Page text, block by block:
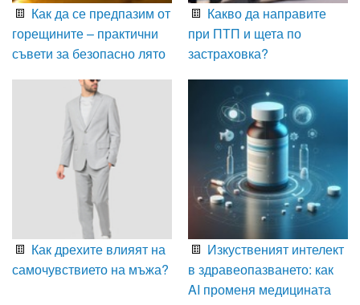
Как да се предпазим от
горещините – практични
съвети за безопасно лято
Какво да направите
при ПТП и щета по
застраховка?
Как дрехите влияят на
самочувствието на мъжа?
Изкуственият интелект
в здравеопазването: как
AI променя медицината